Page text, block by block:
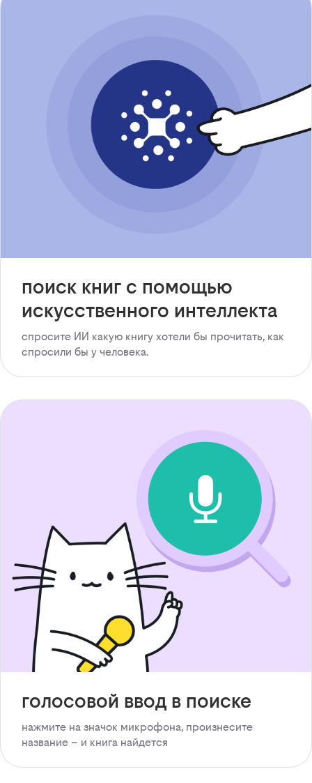
поиск книг с помощью
искусственного интеллекта
спросите ИИ какую книгу хотели бы прочитать, как
спросили бы у человека.
голосовой ввод в поиске
нажмите на значок микрофона, произнесите
название – и книга найдется